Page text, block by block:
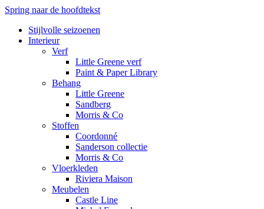
Spring naar de hoofdtekst
Stijlvolle seizoenen
Interieur
Verf
Little Greene verf
Paint & Paper Library
Behang
Little Greene
Sandberg
Morris & Co
Stoffen
Coordonné
Sanderson collectie
Morris & Co
Vloerkleden
Riviera Maison
Meubelen
Castle Line